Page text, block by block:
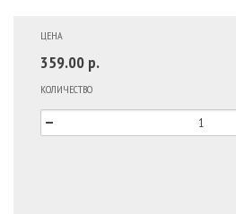
ЦЕНА
359.00 р.
КОЛИЧЕСТВО